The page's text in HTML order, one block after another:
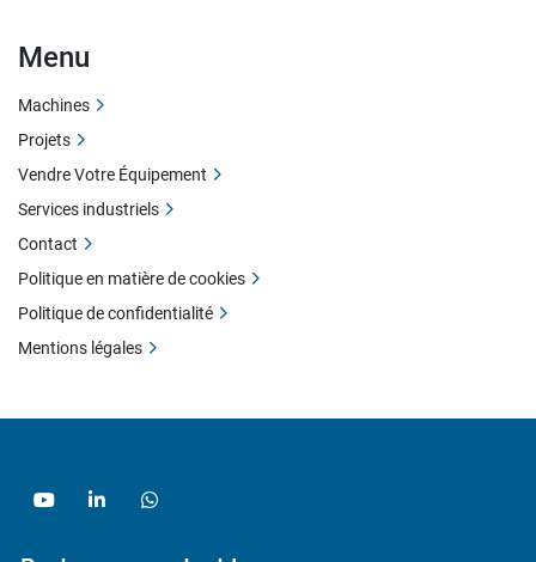
youtubelinkedinwhatsapp
Menu
Machines
Projets
Vendre Votre Équipement
Services industriels
Contact
Politique en matière de cookies
Politique de confidentialité
Mentions légales